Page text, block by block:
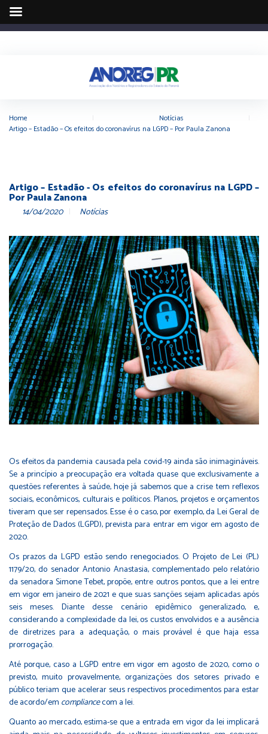
Home Notícias
Artigo – Estadão – Os efeitos do coronavírus na LGPD – Por Paula Zanona
Artigo – Estadão - Os efeitos do coronavírus na LGPD –
Por Paula Zanona
14/04/2020 Notícias
Os efeitos da pandemia causada pela covid-19 ainda são inimagináveis.
Se a princípio a preocupação era voltada quase que exclusivamente a
questões referentes à saúde, hoje já sabemos que a crise tem reflexos
sociais, econômicos, culturais e políticos. Planos, projetos e orçamentos
tiveram que ser repensados. Esse é o caso, por exemplo, da Lei Geral de
Proteção de Dados (LGPD), prevista para entrar em vigor em agosto de
2020.
Os prazos da LGPD estão sendo renegociados. O Projeto de Lei (PL)
1179/20, do senador Antonio Anastasia, complementado pelo relatório
da senadora Simone Tebet, propõe, entre outros pontos, que a lei entre
em vigor em janeiro de 2021 e que suas sanções sejam aplicadas após
seis meses. Diante desse cenário epidêmico generalizado, e,
considerando a complexidade da lei, os custos envolvidos e a ausência
de diretrizes para a adequação, o mais provável é que haja essa
prorrogação.
Até porque, caso a LGPD entre em vigor em agosto de 2020, como o
previsto, muito provavelmente, organizações dos setores privado e
público teriam que acelerar seus respectivos procedimentos para estar
de acordo/em compliancecom a lei.
Quanto ao mercado, estima-se que a entrada em vigor da lei implicará